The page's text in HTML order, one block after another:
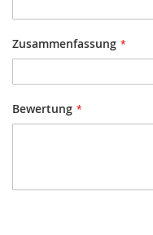
Zusammenfassung
Bewertung